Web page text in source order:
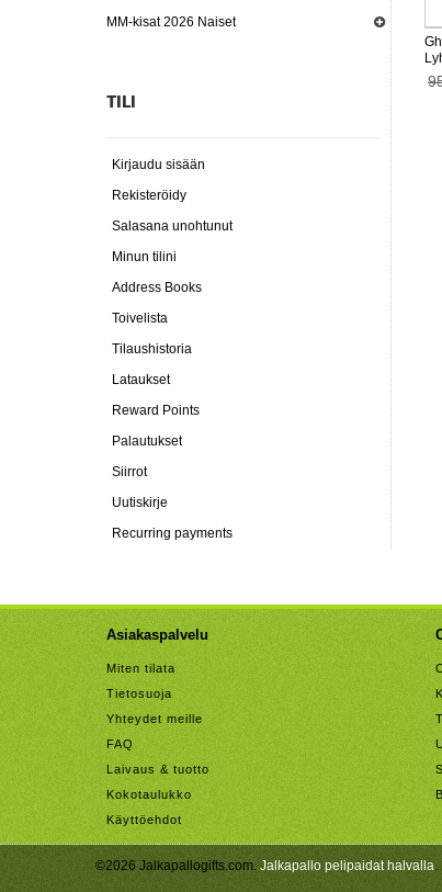
MM-kisat 2026 Naiset
TILI
Kirjaudu sisään
Rekisteröidy
Salasana unohtunut
Minun tilini
Address Books
Toivelista
Tilaushistoria
Lataukset
Reward Points
Palautukset
Siirrot
Uutiskirje
Recurring payments
Asiakaspalvelu
Miten tilata
Tietosuoja
Yhteydet meille
FAQ
Laivaus & tuotto
Kokotaulukko
Käyttöehdot
©2026 Jalkapallogifts.com. Jalkapallo pelipaidat halvalla.